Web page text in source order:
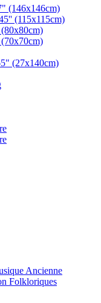
(146x146cm)
(115x115cm)
(27x140cm)
Ancienne
Folkloriques